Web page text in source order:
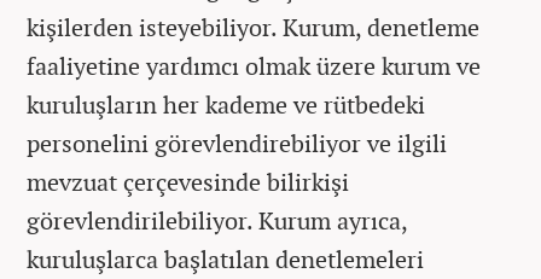
kişilerden isteyebiliyor. Kurum, denetleme
faaliyetine yardımcı olmak üzere kurum ve
kuruluşların her kademe ve rütbedeki
personelini görevlendirebiliyor ve ilgili
mevzuat çerçevesinde bilirkişi
görevlendirilebiliyor. Kurum ayrıca,
kuruluşlarca başlatılan denetlemeleri